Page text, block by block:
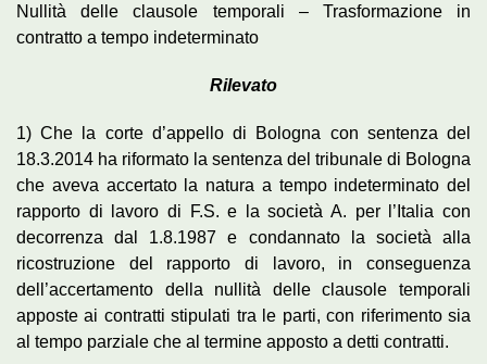
Nullità delle clausole temporali – Trasformazione in
contratto a tempo indeterminato
Rilevato
1) Che la corte d’appello di Bologna con sentenza del
18.3.2014 ha riformato la sentenza del tribunale di Bologna
che aveva accertato la natura a tempo indeterminato del
rapporto di lavoro di F.S. e la società A. per l’Italia con
decorrenza dal 1.8.1987 e condannato la società alla
ricostruzione del rapporto di lavoro, in conseguenza
dell’accertamento della nullità delle clausole temporali
apposte ai contratti stipulati tra le parti, con riferimento sia
al tempo parziale che al termine apposto a detti contratti.